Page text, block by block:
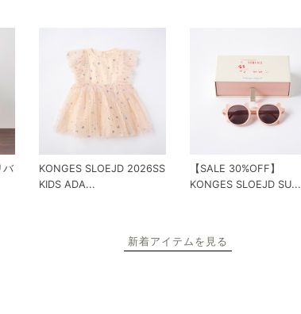
バ
KONGES SLOEJD 2026SS
KIDS ADA...
【SALE 30%OFF】
KONGES SLOEJD SU...
新着アイテムを見る